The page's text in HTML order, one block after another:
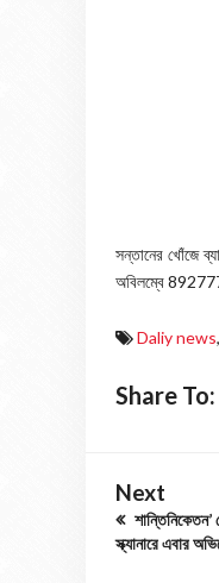
​সন্তানের খোঁজে
অবিলম্বে
Daliy news,
Share To:
Next
স্ক্যানারে এবার